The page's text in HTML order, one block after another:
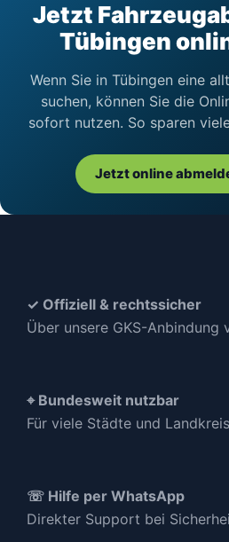
Jetzt
Tübingen
Wenn Sie in Tübingen eine
suchen, können Sie die
sofort nutzen. So sparen
Jetzt online
✓ Offiziell & rechtssicher
Über unsere GKS-Anbindung
⌖ Bundesweit nutzbar
Für viele Städte und
☏ Hilfe per WhatsApp
Direkter Support bei